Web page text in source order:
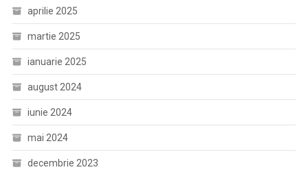
aprilie 2025
martie 2025
ianuarie 2025
august 2024
iunie 2024
mai 2024
decembrie 2023